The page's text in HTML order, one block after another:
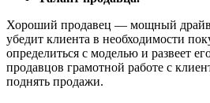
Хороший продавец — мощный
убедит клиента в необходимости
определиться с моделью и развеет
продавцов грамотной работе с
поднять продажи.